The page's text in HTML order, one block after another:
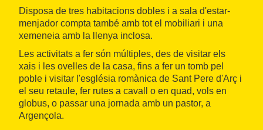
Disposa de tres habitacions dobles i a sala d'estar-
menjador compta també amb tot el mobiliari i una
xemeneia amb la llenya inclosa.
Les activitats a fer són múltiples, des de visitar els
xais i les ovelles de la casa, fins a fer un tomb pel
poble i visitar l'església romànica de Sant Pere d'Arç i
el seu retaule, fer rutes a cavall o en quad, vols en
globus, o passar una jornada amb un pastor, a
Argençola.